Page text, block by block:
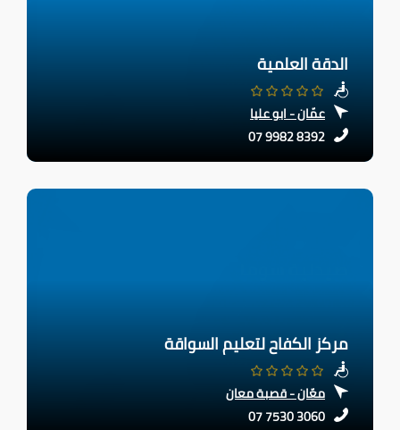
الدقة العلمية
عمّان - ابو عليا
07 9982 8392
مركز الكفاح لتعليم السواقة
معّان - قصبة معان
07 7530 3060